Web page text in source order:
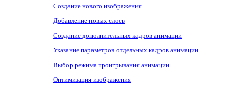
Создание нового изображения
Добавление новых слоев
Создание дополнительных кадров анимации
Указание параметров отдельных кадров анимации
Выбор режима проигрывания анимации
Оптимизация изображения